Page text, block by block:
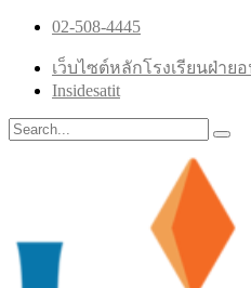
02-508-4445
เว็บไซต์หลักโรงเรียนฝ่าย
Insidesatit